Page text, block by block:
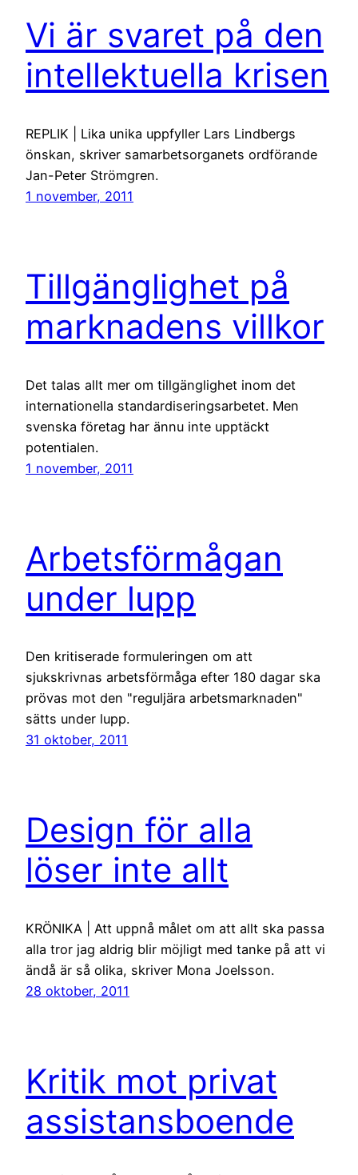
Vi är svaret på den
intellektuella krisen
REPLIK | Lika unika uppfyller Lars Lindbergs
önskan, skriver samarbetsorganets ordförande
Jan-Peter Strömgren.
1 november, 2011
Tillgänglighet på
marknadens villkor
Det talas allt mer om tillgänglighet inom det
internationella standardiseringsarbetet. Men
svenska företag har ännu inte upptäckt
potentialen.
1 november, 2011
Arbetsförmågan
under lupp
Den kritiserade formuleringen om att
sjukskrivnas arbetsförmåga efter 180 dagar ska
prövas mot den "reguljära arbetsmarknaden"
sätts under lupp.
31 oktober, 2011
Design för alla
löser inte allt
KRÖNIKA | Att uppnå målet om att allt ska passa
alla tror jag aldrig blir möjligt med tanke på att vi
ändå är så olika, skriver Mona Joelsson.
28 oktober, 2011
Kritik mot privat
assistansboende